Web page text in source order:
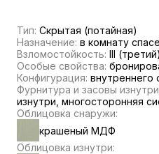
Тип: Скрытая (потайная)
Назначение: в комнату
Взломостойкость: III
Особые свойства:
Конфигурация: внутреннего
Фурнитура и засовы
изнутри, многосторонняя
Облицовка снаружи:
крашеный МДФ
Облицовка изнутри: